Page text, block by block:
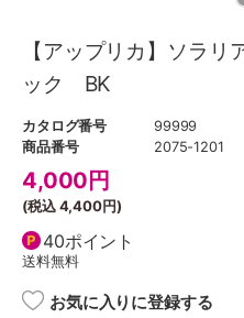
【アップリカ】ソラ
ック BK
カタログ番号
99999
商品番号
2075-1201
4,000 円
(税込4,400円)
40ポイント
送料無料
お気に入りに登録する